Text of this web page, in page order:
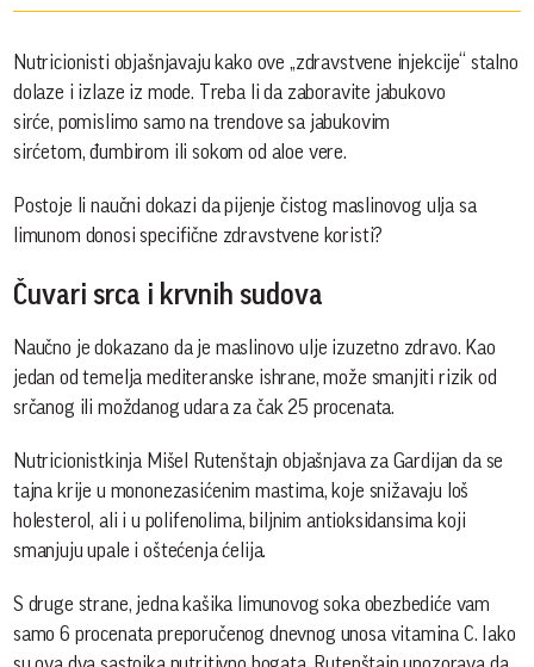
Nutricionisti objašnjavaju kako ove „zdravstvene injekcije“ stalno
dolaze i izlaze iz mode. Treba li da zaboravite jabukovo
sirće, pomislimo samo na trendove sa jabukovim
sirćetom, đumbirom ili sokom od aloe vere.
Postoje li naučni dokazi da pijenje čistog maslinovog ulja sa
limunom donosi specifične zdravstvene koristi?
Čuvari srca i krvnih sudova
Naučno je dokazano da je maslinovo ulje izuzetno zdravo. Kao
jedan od temelja mediteranske ishrane, može smanjiti rizik od
srčanog ili moždanog udara za čak 25 procenata.
Nutricionistkinja Mišel Rutenštajn objašnjava za Gardijan da se
tajna krije u mononezasićenim mastima, koje snižavaju loš
holesterol, ali i u polifenolima, biljnim antioksidansima koji
smanjuju upale i oštećenja ćelija.
S druge strane, jedna kašika limunovog soka obezbediće vam
samo 6 procenata preporučenog dnevnog unosa vitamina C. Iako